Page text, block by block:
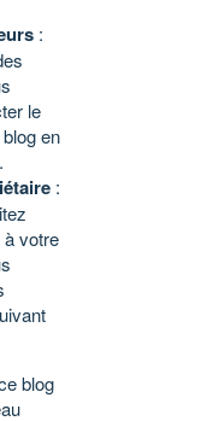
:
le
en
.
:
à votre
blog